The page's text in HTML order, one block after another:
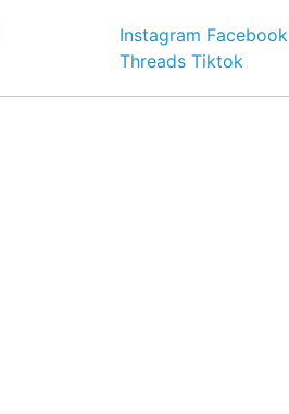
Instagram Facebook
Threads Tiktok